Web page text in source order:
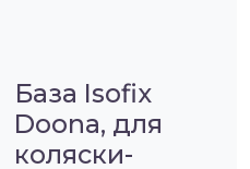
База Isofix
Doona, для
коляски-